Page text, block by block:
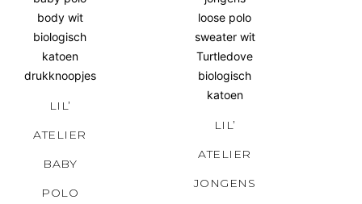
LIL’
ATELIER
BABY
POLO
LIL’
ATELIER
JONGENS